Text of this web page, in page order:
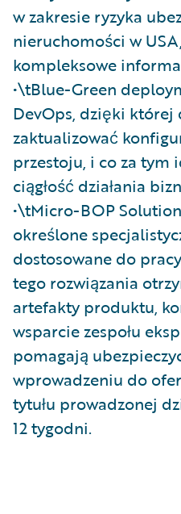
w zakresie ryzyka
nieruchomości w
kompleksowe
•\tBlue-Green
DevOps, dzięki której
zaktualizować
przestoju, i co za tym
ciągłość działania
•\tMicro-BOP
określone
dostosowane do
tego rozwiązania
artefakty produktu,
wsparcie zespołu
pomagają
wprowadzeniu do
tytułu prowadzonej
12 tygodni.